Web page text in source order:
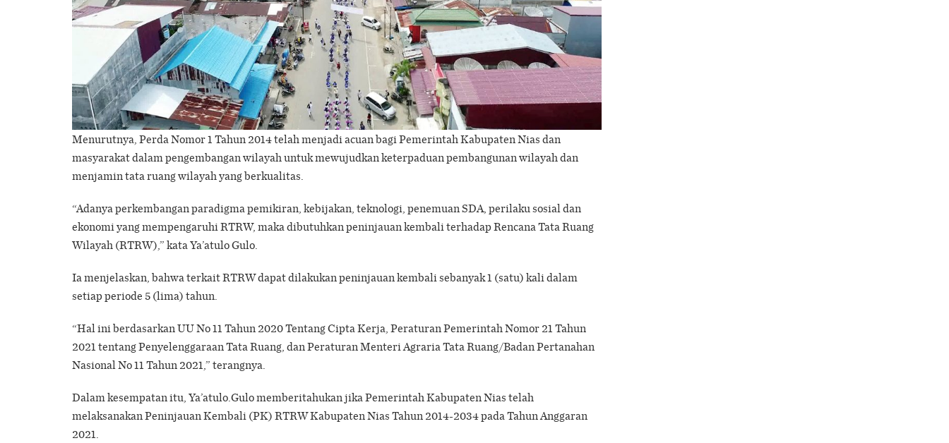
Menurutnya, Perda Nomor 1 Tahun 2014 telah menjadi acuan bagi Pemerintah Kabupaten Nias dan
masyarakat dalam pengembangan wilayah untuk mewujudkan keterpaduan pembangunan wilayah dan
menjamin tata ruang wilayah yang berkualitas.
“Adanya perkembangan paradigma pemikiran, kebijakan, teknologi, penemuan SDA, perilaku sosial dan
ekonomi yang mempengaruhi RTRW, maka dibutuhkan peninjauan kembali terhadap Rencana Tata Ruang
Wilayah (RTRW),” kata Ya’atulo Gulo.
Ia menjelaskan, bahwa terkait RTRW dapat dilakukan peninjauan kembali sebanyak 1 (satu) kali dalam
setiap periode 5 (lima) tahun.
“Hal ini berdasarkan UU No 11 Tahun 2020 Tentang Cipta Kerja, Peraturan Pemerintah Nomor 21 Tahun
2021 tentang Penyelenggaraan Tata Ruang, dan Peraturan Menteri Agraria Tata Ruang/Badan Pertanahan
Nasional No 11 Tahun 2021,” terangnya.
Dalam kesempatan itu, Ya’atulo.Gulo memberitahukan jika Pemerintah Kabupaten Nias telah
melaksanakan Peninjauan Kembali (PK) RTRW Kabupaten Nias Tahun 2014-2034 pada Tahun Anggaran
2021.